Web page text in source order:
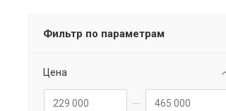
Фильтр по параметрам
Цена